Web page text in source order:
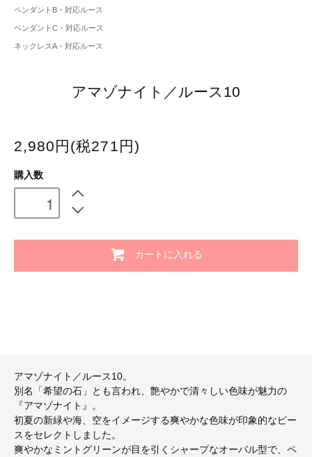
ペンダントB・対応ルース
ペンダントC・対応ルース
ネックレスA・対応ルース
アマゾナイト／ルース10
2,980円(税271円)
購入数
カートに入れる
アマゾナイト／ルース10。
別名「希望の石」とも言われ、艶やかで清々しい色味が魅力の
『アマゾナイト』。
初夏の新緑や海、空をイメージする爽やかな色味が印象的なピー
スをセレクトしました。
爽やかなミントグリーンが目を引くシャープなオーバル型で、ペ